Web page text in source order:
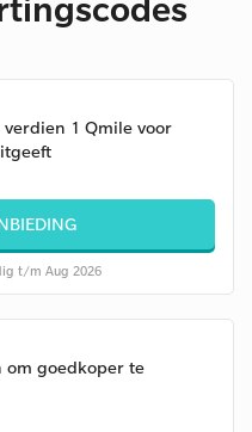
1 Qmile voor
t/m Aug 2026
om goedkoper te